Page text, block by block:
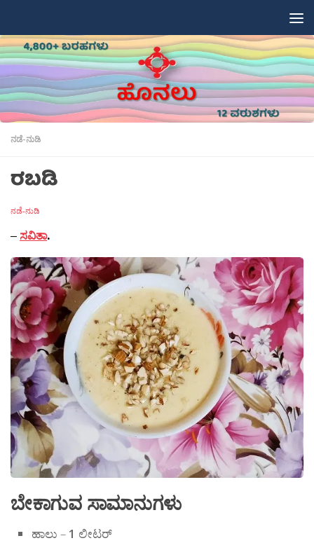
ನಡೆ-ನುಡಿ
ರಬಡಿ
ನಡೆ-ನುಡಿ
–ಸವಿತಾ.
ಬೇಕಾಗುವ ಸಾಮಾನುಗಳು
ಹಾಲು – 1 ಲೀಟರ್